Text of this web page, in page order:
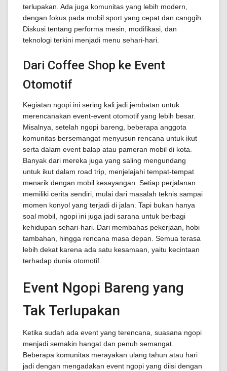
terlupakan. Ada juga komunitas yang lebih modern,
dengan fokus pada mobil sport yang cepat dan canggih.
Diskusi tentang performa mesin, modifikasi, dan
teknologi terkini menjadi menu sehari-hari.
Dari Coffee Shop ke Event
Otomotif
Kegiatan ngopi ini sering kali jadi jembatan untuk
merencanakan event-event otomotif yang lebih besar.
Misalnya, setelah ngopi bareng, beberapa anggota
komunitas bersemangat menyusun rencana untuk ikut
serta dalam event balap atau pameran mobil di kota.
Banyak dari mereka juga yang saling mengundang
untuk ikut dalam road trip, menjelajahi tempat-tempat
menarik dengan mobil kesayangan. Setiap perjalanan
memiliki cerita sendiri, mulai dari masalah teknis sampai
momen konyol yang terjadi di jalan. Tapi bukan hanya
soal mobil, ngopi ini juga jadi sarana untuk berbagi
kehidupan sehari-hari. Dari membahas pekerjaan, hobi
tambahan, hingga rencana masa depan. Semua terasa
lebih dekat karena ada satu kesamaan, yaitu kecintaan
terhadap dunia otomotif.
Event Ngopi Bareng yang
Tak Terlupakan
Ketika sudah ada event yang terencana, suasana ngopi
menjadi semakin hangat dan penuh semangat.
Beberapa komunitas merayakan ulang tahun atau hari
jadi dengan mengadakan event ngopi yang diisi dengan